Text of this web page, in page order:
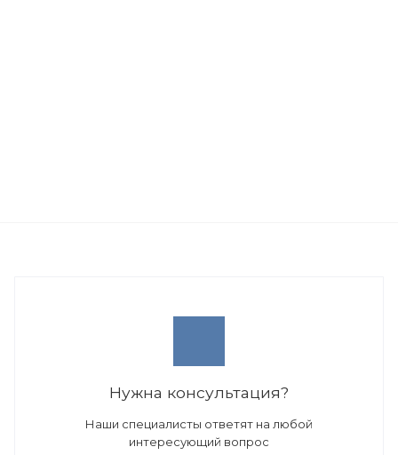
Нужна консультация?
Наши специалисты ответят на любой
интересующий вопрос